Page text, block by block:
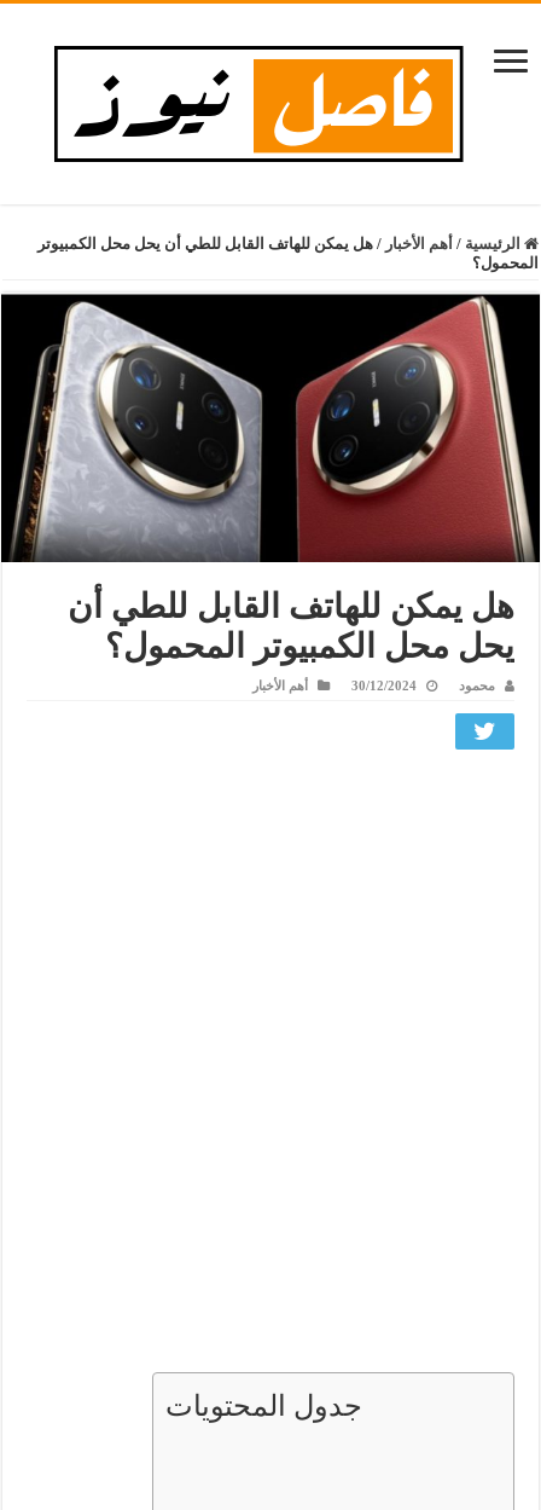
الرئيسية / أهم الأخبار / هل يمكن للهاتف القابل للطي أن يحل محل الكمبيوتر
المحمول؟
هل يمكن للهاتف القابل للطي أن
يحل محل الكمبيوتر المحمول؟
محمود 30/12/2024 أهم الأخبار
جدول المحتويات